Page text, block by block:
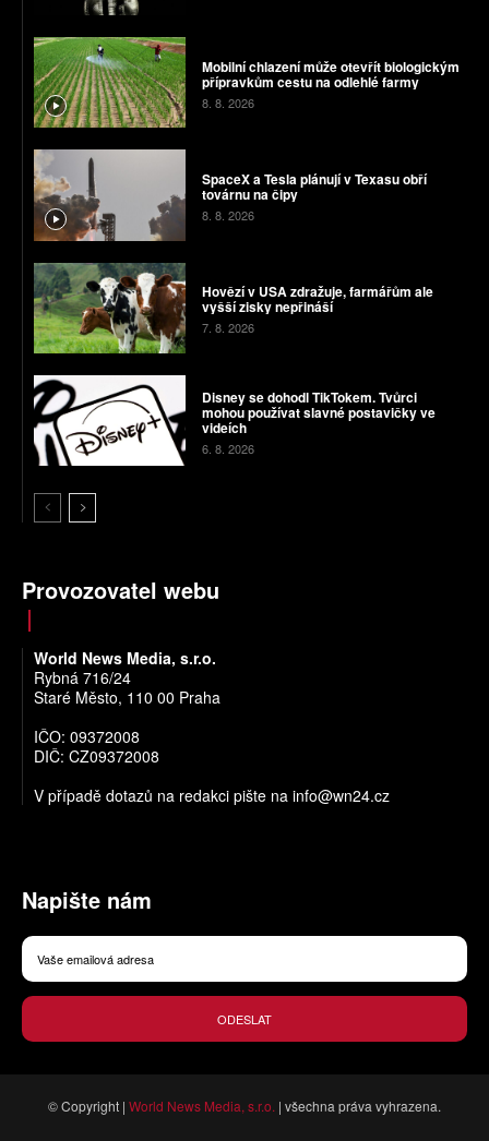
Mobilní chlazení může otevřít biologickým
přípravkům cestu na odlehlé farmy
8. 8. 2026
SpaceX a Tesla plánují v Texasu obří
továrnu na čipy
8. 8. 2026
Hovězí v USA zdražuje, farmářům ale
vyšší zisky nepřináší
7. 8. 2026
Disney se dohodl TikTokem. Tvůrci
mohou používat slavné postavičky ve
videích
6. 8. 2026
Provozovatel webu
World News Media, s.r.o.
Rybná 716/24
Staré Město, 110 00 Praha
IČO: 09372008
DIČ: CZ09372008
V případě dotazů na redakci pište na info@wn24.cz
Napište nám
ODESLAT
© Copyright | World News Media, s.r.o. | všechna práva vyhrazena.